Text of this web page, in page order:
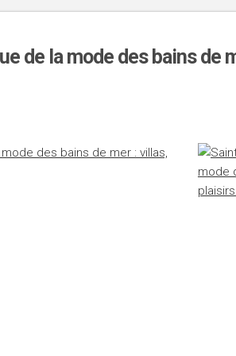
de la mode des bains de